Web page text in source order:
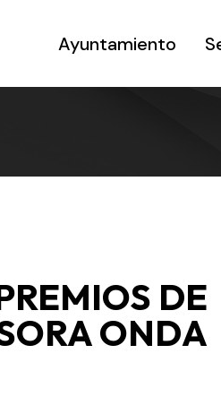
Ayuntamiento
DE
ONDA